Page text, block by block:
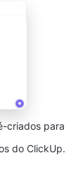
criados para
do ClickUp.